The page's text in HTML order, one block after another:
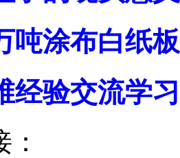
吨涂布白纸
经验交流学